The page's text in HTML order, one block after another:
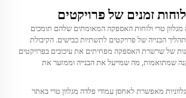
זמנים של פרויקטים
מגלוון טרי ולוחות האספקה המאומתים שלהם תומכים
הבנייה של פרויקטים לתשתיות כבישים. הקיבולת
של שרשרת האספקה מפחיתים את עיכובים בפרויקטים
שמתואמות, מה שמייעל את הבנייה וממזער את
מאפשרת לאחסן עמודי פלדה מגלוון טרי באתר